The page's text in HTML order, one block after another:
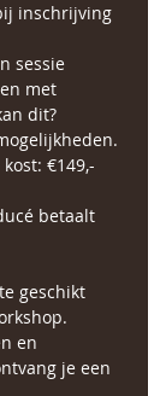
inschrijving
sessie
met
dit?
€149,-
betaalt
geschikt
en
je een